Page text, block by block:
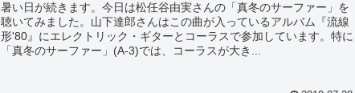
暑い日が続きます。今日は松任谷由実さんの「真冬のサーファー」を
聴いてみました。山下達郎さんはこの曲が入っているアルバム『流線
形'80』にエレクトリック・ギターとコーラスで参加しています。特に
「真冬のサーファー」(A-3)では、コーラスが大き...